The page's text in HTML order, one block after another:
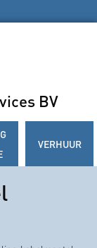
BV
VERHUUR